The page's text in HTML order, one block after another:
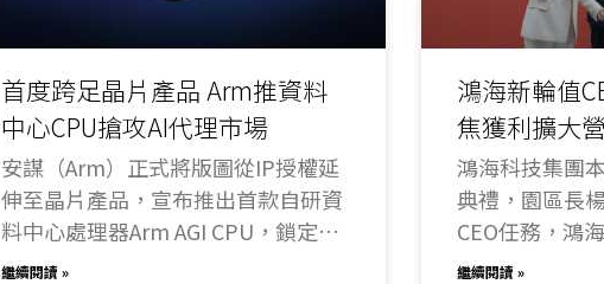
首度跨足晶片產品 Arm推資料
中心CPU搶攻AI代理市場
安謀（Arm）正式將版圖從IP授權延
伸至晶片產品，宣布推出首款自研資
料中心處理器Arm AGI CPU，鎖定快
速崛起的代理式AI（agentic AI）應
繼續閱讀 »
鴻海新輪值
焦獲利擴大
鴻海科技集團
典禮，園區長
CEO任務，鴻
接任新一任輪
繼續閱讀 »